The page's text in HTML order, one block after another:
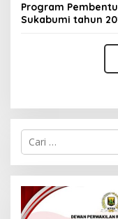
Program
Sukabumi tahun
C
i
u
n
t